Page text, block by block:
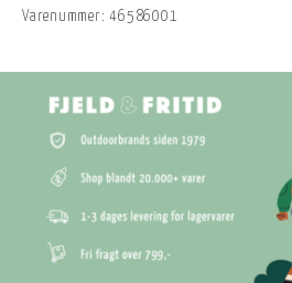
Varenummer: 46586001